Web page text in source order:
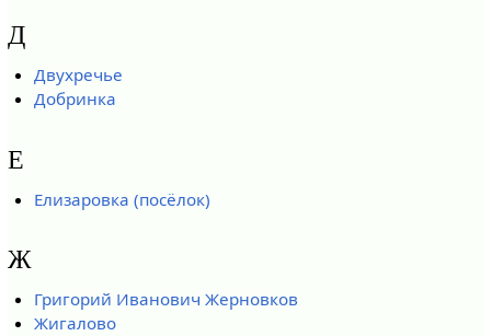
Д
Двухречье
Добринка
Е
Елизаровка (посёлок)
Ж
Григорий Иванович Жерновков
Жигалово